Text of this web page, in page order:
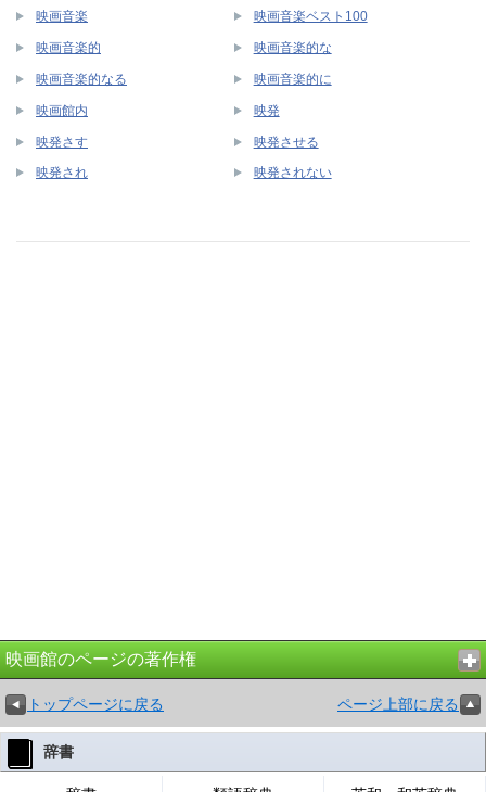
映画音楽 映画音楽ベスト100
映画音楽的 映画音楽的な
映画音楽的なる 映画音楽的に
映画館内 映発
映発さす 映発させる
映発され 映発されない
映画館のページの著作権
トップページに戻る ページ上部に戻る
辞書